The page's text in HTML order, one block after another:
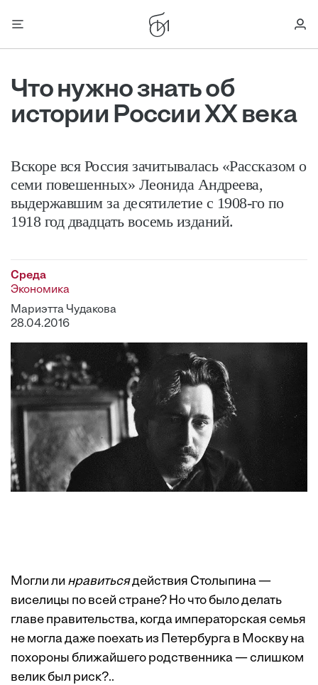
Что нужно знать об
истории России ХХ века
Вскоре вся Россия зачитывалась «Рассказом о
семи повешенных» Леонида Андреева,
выдержавшим за десятилетие с 1908-го по
1918 год двадцать восемь изданий.
Среда
Экономика
Мариэтта Чудакова
28.04.2016
Могли ли нравитьсядействия Столыпина —
виселицы по всей стране? Но что было делать
главе правительства, когда императорская семья
не могла даже поехать из Петербурга в Москву на
похороны ближайшего родственника — слишком
велик был риск?..